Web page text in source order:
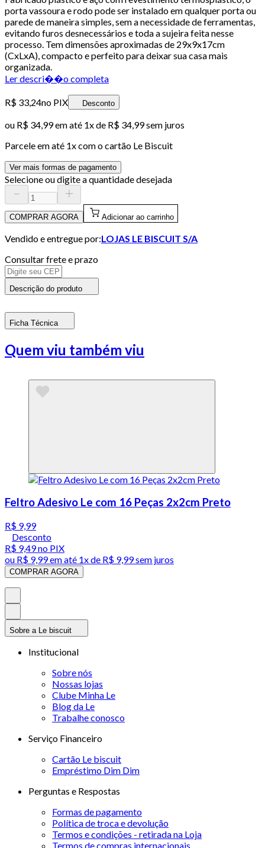
porta vassoura e rodo pode ser instalado em qualquer porta ou
parede de maneira simples, sem a necessidade de ferramentas,
evitando furos desnecessários e toda a sujeira feita nesse
processo. Tem dimensões aproximadas de 29x9x17cm
(CxLxA), compacto e perfeito para deixar sua casa mais
organizada.
Ler descri��o completa
R$ 33,24no PIX Desconto
ou R$ 34,99em até 1x de R$ 34,99sem juros
Parcele em até 1x com o cartão Le Biscuit
Ver mais formas de pagamento
Selecione ou digite a quantidade desejada
COMPRAR AGORA Adicionar ao carrinho
Vendido e entregue por:LOJAS LE BISCUIT S/A
Consultar frete e prazo
Descrição do produto
Ficha Técnica
Quem viu também viu
Feltro Adesivo Le com 16 Peças 2x2cm Preto
R$ 9,99
Desconto
R$ 9,49no PIX
ou R$ 9,99em até 1x de R$ 9,99sem juros
COMPRAR AGORA
Sobre a Le biscuit
Institucional
Sobre nós
Nossas lojas
Clube Minha Le
Blog da Le
Trabalhe conosco
Serviço Financeiro
Cartão Le biscuit
Empréstimo Dim Dim
Perguntas e Respostas
Formas de pagamento
Política de troca e devolução
Termos e condições - retirada na Loja
Termos de compras internacionais